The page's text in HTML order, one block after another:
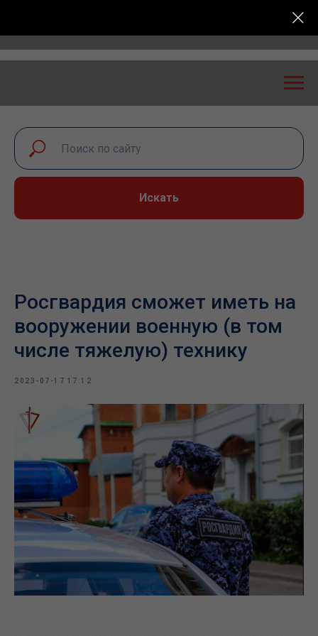
экспертный диалог – 2026» пройдет в Самаре 24-
Искать
Росгвардия сможет иметь на
вооружении военную (в том
числе тяжелую) технику
2023-07-17 17:12